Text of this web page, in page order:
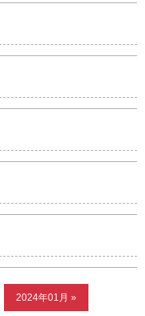
2024年01月 »